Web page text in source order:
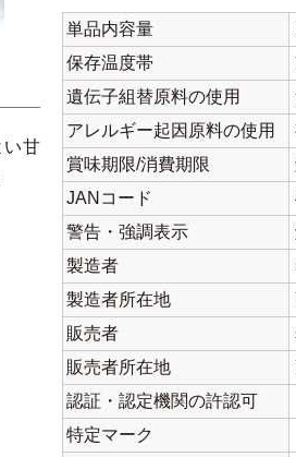
い甘
単品内容量
保存温度帯
遺伝子組替原料の使用
アレルギー起因原料の使用
賞味期限/消費期限
JANコード
警告・強調表示
製造者
製造者所在地
販売者
販売者所在地
認証・認定機関の許認可
特定マーク